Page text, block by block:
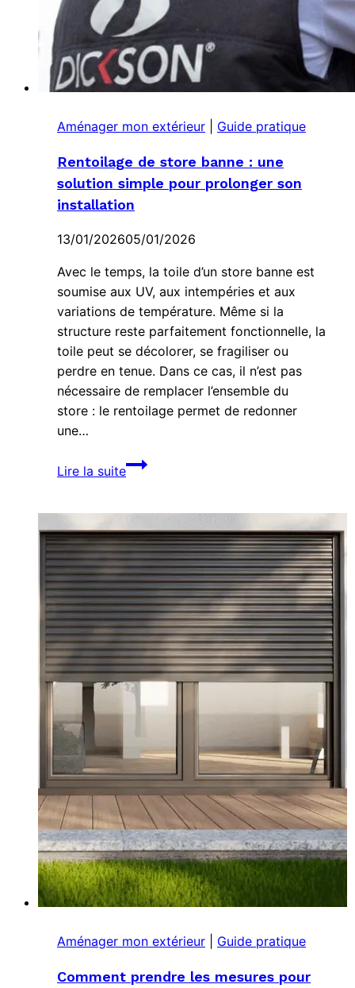
Aménager mon extérieur Guide pratique
Rentoilage de store banne : une
solution simple pour prolonger son
installation
13/01/202605/01/2026
Avec le temps, la toile d’un store banne est
soumise aux UV, aux intempéries et aux
variations de température. Même si la
structure reste parfaitement fonctionnelle, la
toile peut se décolorer, se fragiliser ou
perdre en tenue. Dans ce cas, il n’est pas
nécessaire de remplacer l’ensemble du
store : le rentoilage permet de redonner
une…
Lire la suite
Rentoilage
de
une
solution
simple
pour
prolonger
son
installation
Aménager mon extérieur Guide pratique
Comment prendre les mesures pour